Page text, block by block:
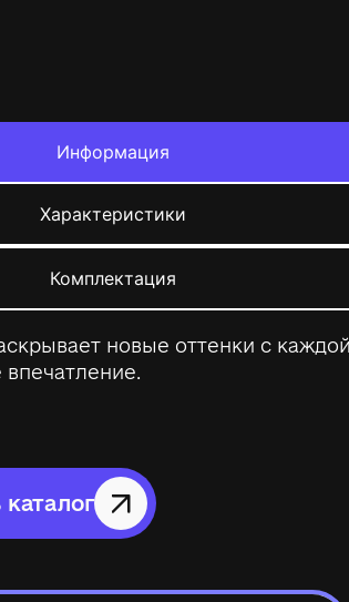
Информация
Характеристики
Комплектация
новые оттенки с